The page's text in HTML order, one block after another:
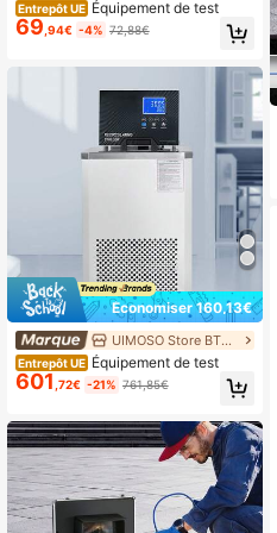
Entrepôt UE Équipement de test
69 ,94€ -4% 72,88€
Économiser 160,13€
UIMOSO Store BTG EU
Entrepôt UE Équipement de test
601 ,72€ -21% 761,85€